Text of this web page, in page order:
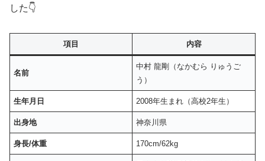
した👇
項目 内容
名前
中村 龍剛（なかむら りゅうご
う）
生年月日 2008年生まれ（高校2年生）
出身地 神奈川県
身長/体重 170cm/62kg